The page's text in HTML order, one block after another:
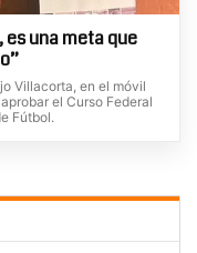
es una meta que
Villacorta, en el móvil
el Curso Federal
Fútbol.